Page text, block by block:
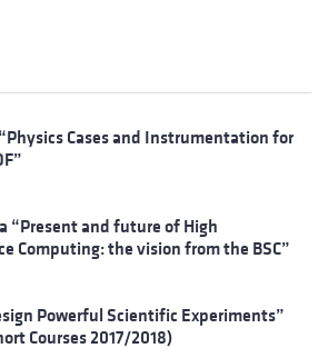
Cases and Instrumentation for
“Present and future of High
Computing: the vision from the BSC”
Powerful Scientific Experiments”
Courses 2017/2018)